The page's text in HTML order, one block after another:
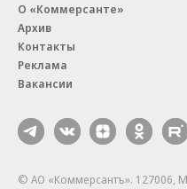
О «Коммерсанте»
Архив
Контакты
Реклама
Вакансии
© АО «Коммерсантъ». 127006,